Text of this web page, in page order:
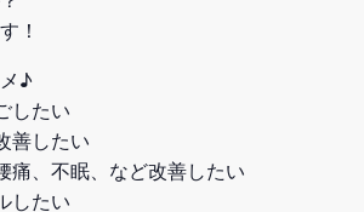
！
♪
したい
善したい
痛、不眠、など改善したい
したい